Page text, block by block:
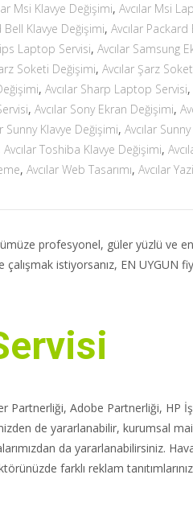
Msi Klavye Değişimi, Avcılar Msi
Bell Klavye Değişimi, Avcılar
Laptop Servisi, Avcılar Samsung
Soketi Değişimi, Avcılar Şarz
, Avcılar Sharp Laptop Servisi,
, Avcılar Sony Ekran Değişimi,
Sunny Klavye Değişimi, Avcılar
Avcılar Toshiba Klavye Değişimi,
, Avcılar Web Tasarımı, Avcılar
profesyonel, güler yüzlü ve
istiyorsanız, EN UYGUN
Partnerliği, Adobe Partnerliği, HP İş
de yararlanabilir, kurumsal
da yararlanabilirsiniz.
farklı reklam